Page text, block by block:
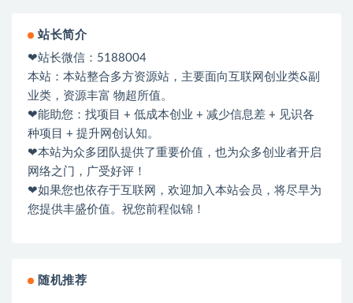
站长简介
❤站长微信：5188004
本站：本站整合多方资源站，主要面向互联网创业类&副
业类，资源丰富 物超所值。
❤能助您：找项目 + 低成本创业 + 减少信息差 + 见识各
种项目 + 提升网创认知。
❤本站为众多团队提供了重要价值，也为众多创业者开启
网络之门，广受好评！
❤如果您也依存于互联网，欢迎加入本站会员，将尽早为
您提供丰盛价值。祝您前程似锦！
随机推荐